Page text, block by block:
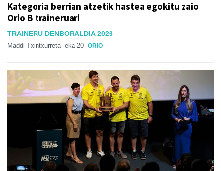
Kategoria berrian atzetik hastea egokitu zaio
Orio B traineruari
TRAINERU DENBORALDIA 2026
Maddi Txintxurreta eka 20 ORIO